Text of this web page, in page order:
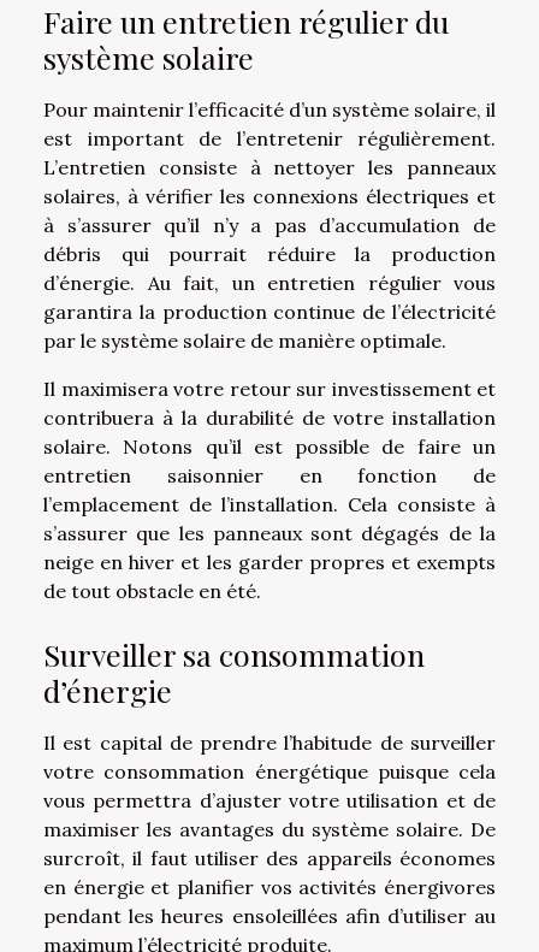
Faire un entretien régulier du
système solaire
Pour maintenir l’efficacité d’un système solaire, il
est important de l’entretenir régulièrement.
L’entretien consiste à nettoyer les panneaux
solaires, à vérifier les connexions électriques et
à s’assurer qu’il n’y a pas d’accumulation de
débris qui pourrait réduire la production
d’énergie. Au fait, un entretien régulier vous
garantira la production continue de l’électricité
par le système solaire de manière optimale.
Il maximisera votre retour sur investissement et
contribuera à la durabilité de votre installation
solaire. Notons qu’il est possible de faire un
entretien saisonnier en fonction de
l’emplacement de l’installation. Cela consiste à
s’assurer que les panneaux sont dégagés de la
neige en hiver et les garder propres et exempts
de tout obstacle en été.
Surveiller sa consommation
d’énergie
Il est capital de prendre l’habitude de surveiller
votre consommation énergétique puisque cela
vous permettra d’ajuster votre utilisation et de
maximiser les avantages du système solaire. De
surcroît, il faut utiliser des appareils économes
en énergie et planifier vos activités énergivores
pendant les heures ensoleillées afin d’utiliser au
maximum l’électricité produite.